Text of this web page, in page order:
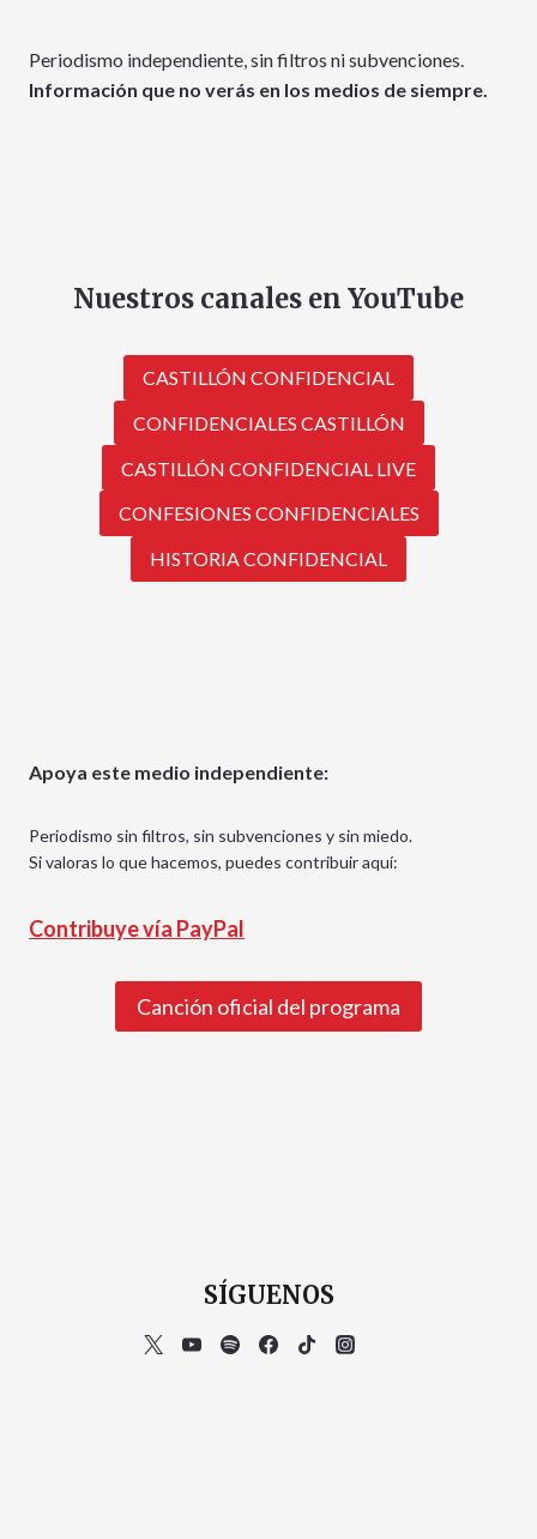
Periodismo independiente, sin filtros ni subvenciones.
Información que no verás en los medios de siempre.
Nuestros canales en YouTube
CASTILLÓN CONFIDENCIAL
CONFIDENCIALES CASTILLÓN
CASTILLÓN CONFIDENCIAL LIVE
CONFESIONES CONFIDENCIALES
HISTORIA CONFIDENCIAL
Apoya este medio independiente:
Periodismo sin filtros, sin subvenciones y sin miedo.
Si valoras lo que hacemos, puedes contribuir aquí:
Contribuye vía PayPal
Canción oficial del programa
SÍGUENOS